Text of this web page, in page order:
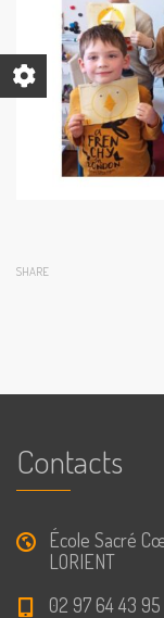
SHARE
Contacts
École Sacré
LORIENT
02 97 64 43 95